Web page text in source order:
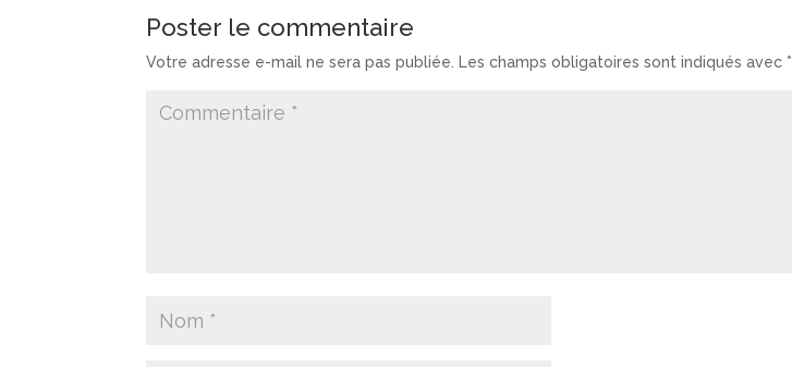
Poster le commentaire
Votre adresse e-mail ne sera pas publiée. Les champs obligatoires sont indiqués avec *